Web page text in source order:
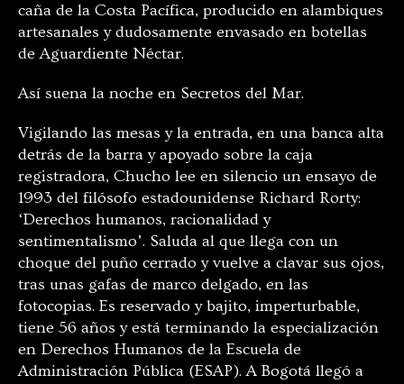
caña de la Costa Pacífica, producido en alambiques
artesanales y dudosamente envasado en botellas
de Aguardiente Néctar.
Así suena la noche en Secretos del Mar.
Vigilando las mesas y la entrada, en una banca alta
detrás de la barra y apoyado sobre la caja
registradora, Chucho lee en silencio un ensayo de
1993 del filósofo estadounidense Richard Rorty:
‘Derechos humanos, racionalidad y
sentimentalismo’. Saluda al que llega con un
choque del puño cerrado y vuelve a clavar sus ojos,
tras unas gafas de marco delgado, en las
fotocopias. Es reservado y bajito, imperturbable,
tiene 56 años y está terminando la especialización
en Derechos Humanos de la Escuela de
Administración Pública (ESAP). A Bogotá llegó a